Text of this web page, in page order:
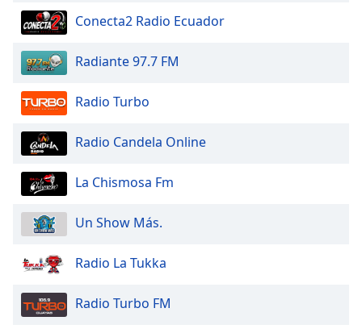
Conecta2 Radio Ecuador
Radiante 97.7 FM
Radio Turbo
Radio Candela Online
La Chismosa Fm
Un Show Más.
Radio La Tukka
Radio Turbo FM